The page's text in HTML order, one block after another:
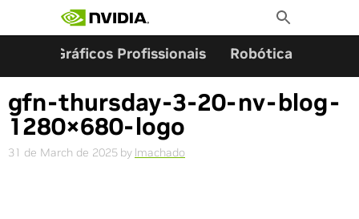
Toggle
Search
Gráficos Profissionais Robótica
gfn-thursday-3-20-nv-blog-
1280×680-logo
31 de March de 2025 by lmachado